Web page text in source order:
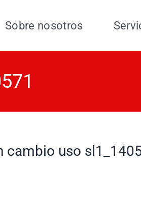
Sobre nosotros
cambio uso